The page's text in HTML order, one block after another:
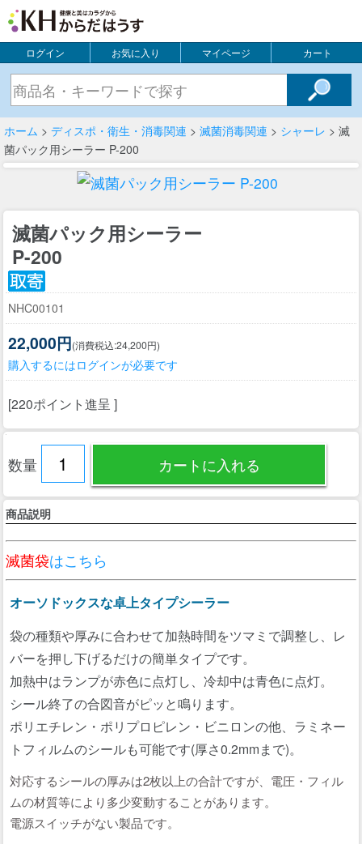
ログイン お気に入り マイページ カート
ホーム > ディスポ・衛生・消毒関連 > 滅菌消毒関連 > シャーレ > 滅
菌パック用シーラー P-200
滅菌パック用シーラー
P-200
NHC00101
22,000円(消費税込:24,200円)
購入するにはログインが必要です
[220ポイント進呈 ]
数量
商品説明
滅菌袋はこちら
オーソドックスな卓上タイプシーラー
袋の種類や厚みに合わせて加熱時間をツマミで調整し、レ
バーを押し下げるだけの簡単タイプです。
加熱中はランプが赤色に点灯し、冷却中は青色に点灯。
シール終了の合図音がピッと鳴ります。
ポリエチレン・ポリプロピレン・ビニロンの他、ラミネー
トフィルムのシールも可能です(厚さ0.2mmまで)。
対応するシールの厚みは2枚以上の合計ですが、電圧・フィル
ムの材質等により多少変動することがあります。
電源スイッチがない製品です。